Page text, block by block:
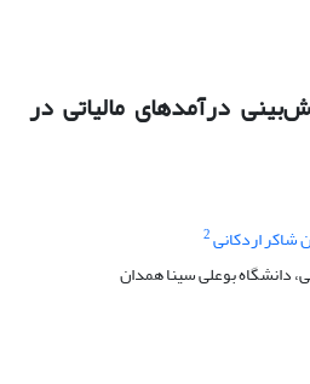
درآمدهای مالیاتی در
شاکر اردکانی2
دانشگاه بوعلی سینا همدان